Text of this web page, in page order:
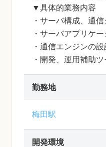
▼具体的業務内容
・サーバ構成、通
・サーバアプリケ
・通信エンジンの
・開発、運用補助
勤務地
梅田駅
開発環境